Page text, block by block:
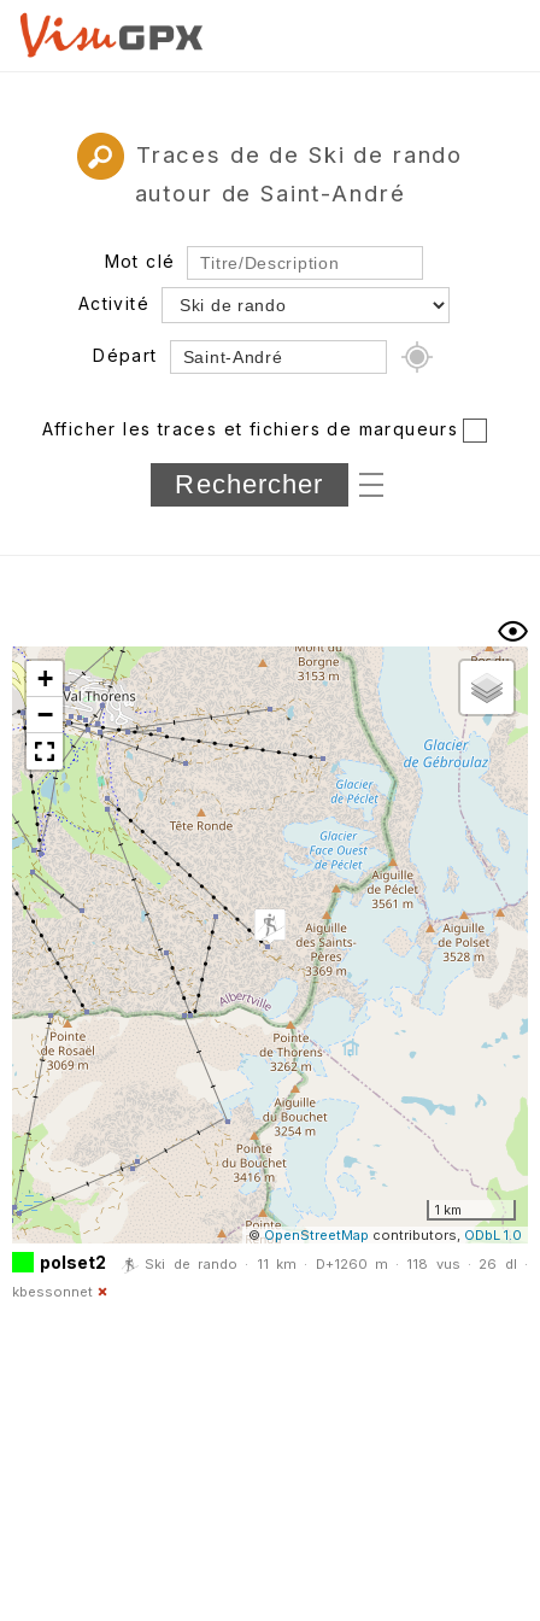
Traces de de Ski de rando
autour de Saint-André
Mot clé
Activité
Départ
Département
Longueur min/max
Trier par
Horodatage Photos
Afficher les traces et fichiers de marqueurs
+
−
1 km
©OpenStreetMap contributors, ODbL 1.0
polset2
Ski de rando · 11 km · D+1260 m · 118 vus · 26 dl ·
kbessonnet